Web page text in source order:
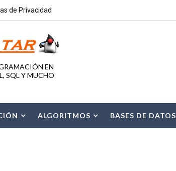
de Privacidad
EN
SQL Y MUCHO
ALGORITMOS BASES DE DATOS